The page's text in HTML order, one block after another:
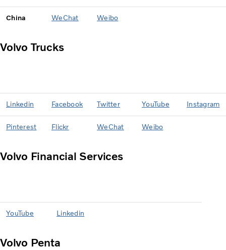
China WeChat Weibo
Volvo Trucks
Linkedin Facebook Twitter YouTube Instagram
Pinterest Flickr WeChat Weibo
Volvo Financial Services
YouTube Linkedin
Volvo Penta